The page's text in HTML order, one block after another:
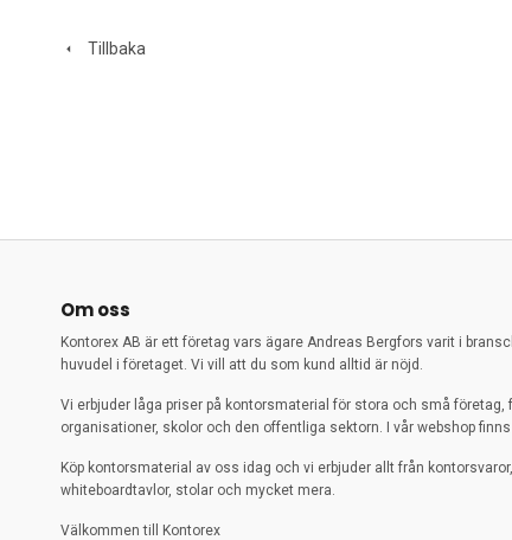
Tillbaka
Om oss
Kontorex AB är ett företag vars ägare Andreas Bergfors varit i
huvudel i företaget. Vi vill att du som kund alltid är nöjd.
Vi erbjuder låga priser på kontorsmaterial för stora och små företag,
organisationer, skolor och den offentliga sektorn. I vår webshop
Köp kontorsmaterial av oss idag och vi erbjuder allt från
whiteboardtavlor, stolar och mycket mera.
Välkommen till Kontorex